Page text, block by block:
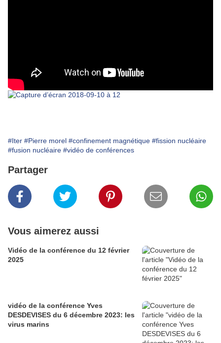
#Iter #Pierre morel #confinement magnétique #fission nucléaire
#fusion nucléaire #vidéo de conférences
Partager
Vous aimerez aussi
Vidéo de la conférence du 12 février
2025
vidéo de la conférence Yves
DESDEVISES du 6 décembre 2023: les
virus marins